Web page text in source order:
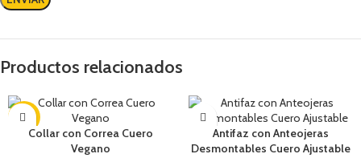
Productos relacionados
-8%
Collar con Correa Cuero
Vegano
Antifaz con Anteojeras
Desmontables Cuero Ajustable